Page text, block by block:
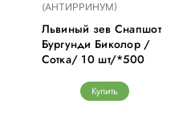
(АНТИРРИНУМ)
Львиный зев Снапшот
Бургунди Биколор /
Сотка/ 10 шт/*500
Купить